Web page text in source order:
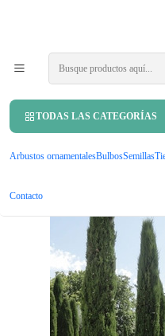
TODAS LAS CATEGORÍAS
Arbustos ornamentalesBulbosSemillas
Contacto
APROVECHA UN 10% DE
Inicio Árboles
Pino Piramidal